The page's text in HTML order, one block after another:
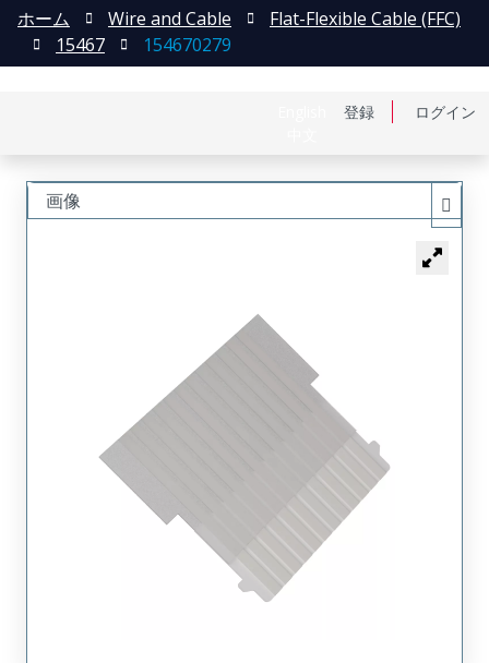
登録 ログイン
ホーム Wire and Cable
Flat-Flexible Cable (FFC)
15467
154670279
画像